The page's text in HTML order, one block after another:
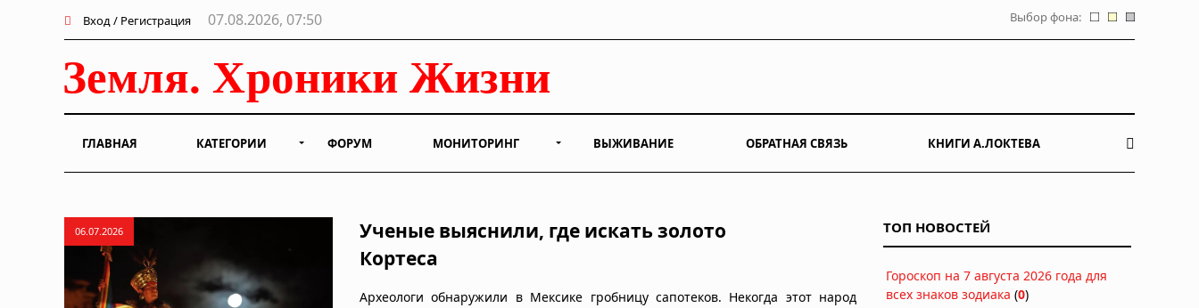
Вход / Регистрация 07.08.2026, 07:50 Выбор фона:
ГЛАВНАЯ КАТЕГОРИИ ФОРУМ МОНИТОРИНГ ВЫЖИВАНИЕ ОБРАТНАЯ СВЯЗЬ КНИГИ А.ЛОКТЕВА
06.07.2026
Ученые выяснили, где искать золото
Кортеса
Археологи обнаружили в Мексике гробницу сапотеков. Некогда этот народ
ТОП НОВОСТЕЙ
Гороскоп на 7 августа 2026 года для
всех знаков зодиака (0)